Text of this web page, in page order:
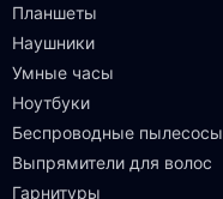
Планшеты
Наушники
Умные часы
Ноутбуки
Беспроводные пылесосы
Выпрямители для волос
Гарнитуры